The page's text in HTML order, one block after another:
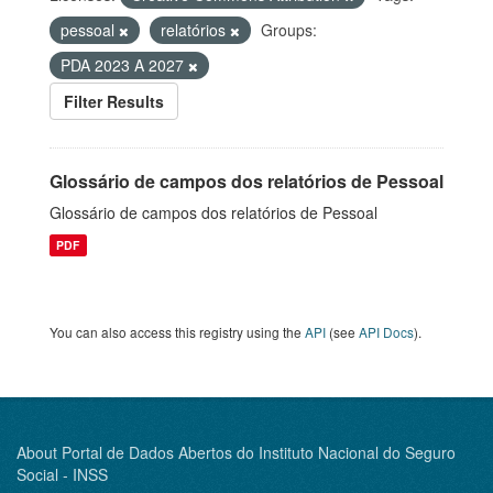
pessoal
relatórios
Groups:
PDA 2023 A 2027
Filter Results
Glossário de campos dos relatórios de Pessoal
Glossário de campos dos relatórios de Pessoal
PDF
You can also access this registry using the API (see API Docs).
About Portal de Dados Abertos do Instituto Nacional do Seguro
Social - INSS